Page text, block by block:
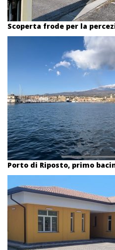
Scoperta frode per la
Porto di Riposto, primo